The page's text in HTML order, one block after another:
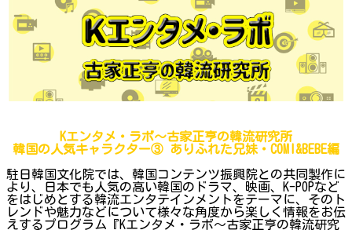
Kエンタメ・ラボ～古家正亨の韓流研究所
韓国の人気キャラクター③ ありふれた兄妹・COMI&BEBE編
駐日韓国文化院では、韓国コンテンツ振興院との共同製作に
より、日本でも人気の高い韓国のドラマ、映画、K-POPなど
をはじめとする韓流エンタテインメントをテーマに、そのト
レンドや魅力などについて様々な角度から楽しく情報をお伝
えするプログラム『Kエンタメ・ラボ～古家正亨の韓流研究